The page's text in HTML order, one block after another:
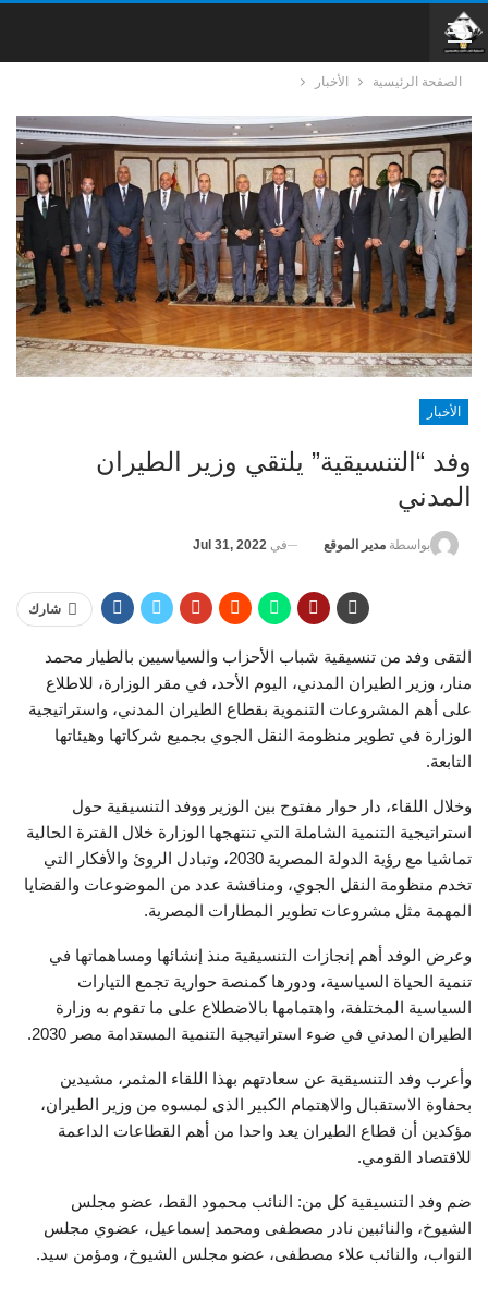
الصفحة الرئيسية الأخبار
الأخبار
وفد “التنسيقية” يلتقي وزير الطيران
المدني
بواسطة مدير الموقع في Jul 31, 2022
شارك
التقى وفد من تنسيقية شباب الأحزاب والسياسيين بالطيار محمد
منار، وزير الطيران المدني، اليوم الأحد، في مقر الوزارة، للاطلاع
على أهم المشروعات التنموية بقطاع الطيران المدني، واستراتيجية
الوزارة في تطوير منظومة النقل الجوي بجميع شركاتها وهيئاتها
التابعة.
وخلال اللقاء، دار حوار مفتوح بين الوزير ووفد التنسيقية حول
استراتيجية التنمية الشاملة التي تنتهجها الوزارة خلال الفترة الحالية
تماشيا مع رؤية الدولة المصرية 2030، وتبادل الروئ والأفكار التي
تخدم منظومة النقل الجوي، ومناقشة عدد من الموضوعات والقضايا
المهمة مثل مشروعات تطوير المطارات المصرية.
وعرض الوفد أهم إنجازات التنسيقية منذ إنشائها ومساهماتها في
تنمية الحياة السياسية، ودورها كمنصة حوارية تجمع التيارات
السياسية المختلفة، واهتمامها بالاضطلاع على ما تقوم به وزارة
الطيران المدني في ضوء استراتيجية التنمية المستدامة مصر 2030.
وأعرب وفد التنسيقية عن سعادتهم بهذا اللقاء المثمر، مشيدين
بحفاوة الاستقبال والاهتمام الكبير الذى لمسوه من وزير الطيران،
مؤكدين أن قطاع الطيران يعد واحدا من أهم القطاعات الداعمة
للاقتصاد القومي.
ضم وفد التنسيقية كل من: النائب محمود القط، عضو مجلس
الشيوخ، والنائبين نادر مصطفى ومحمد إسماعيل، عضوي مجلس
النواب، والنائب علاء مصطفى، عضو مجلس الشيوخ، ومؤمن سيد.